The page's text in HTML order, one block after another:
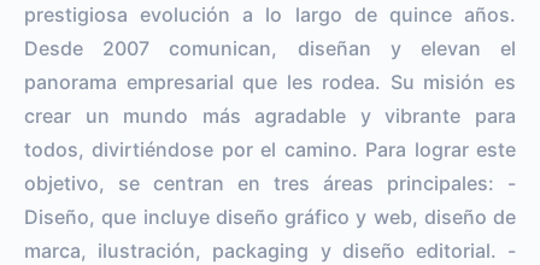
prestigiosa evolución a lo largo de quince años.
Desde 2007 comunican, diseñan y elevan el
panorama empresarial que les rodea. Su misión es
crear un mundo más agradable y vibrante para
todos, divirtiéndose por el camino. Para lograr este
objetivo, se centran en tres áreas principales: -
Diseño, que incluye diseño gráfico y web, diseño de
marca, ilustración, packaging y diseño editorial. -